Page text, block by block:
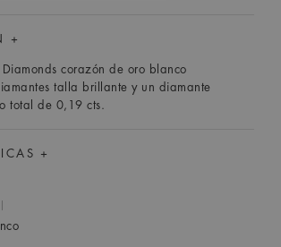
+
corazón de oro blanco
talla brillante y un diamante
total de 0,19 cts.
+